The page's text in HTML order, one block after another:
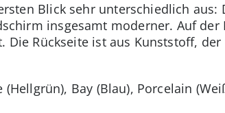
Blick sehr unterschiedlich aus:
insgesamt moderner. Auf der
Rückseite ist aus Kunststoff, der
Bay (Blau), Porcelain